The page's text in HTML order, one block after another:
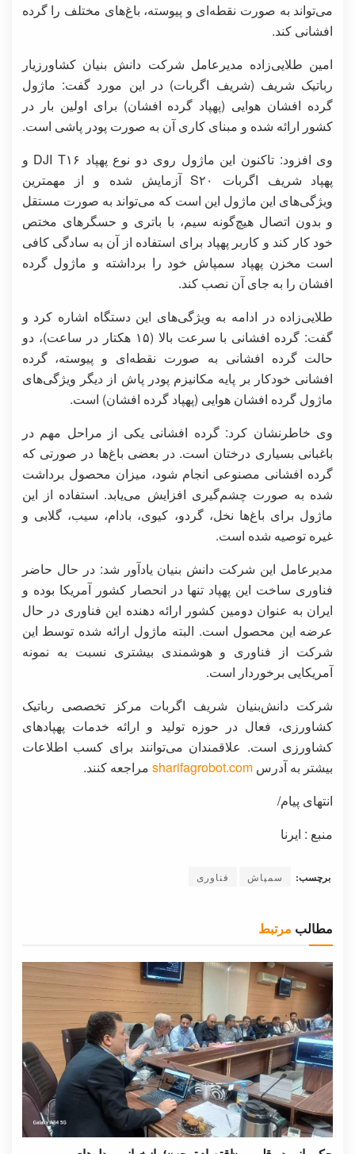
می‌تواند به صورت نقطه‌ای و پیوسته، باغ‌های مختلف را گرده
افشانی کند.
امین طلایی‌زاده مدیرعامل شرکت دانش بنیان کشاورزیار
رباتیک شریف (شریف اگربات) در این مورد گفت: ماژول
گرده افشان هوایی (پهپاد گرده افشان) برای اولین بار در
کشور ارائه شده و مبنای کاری آن به صورت پودر پاشی است.
وی افزود: تاکنون این ماژول روی دو نوع پهپاد DJI T۱۶ و
پهپاد شریف اگربات S۲۰ آزمایش شده و از مهمترین
ویژگی‌های این ماژول این است که می‌تواند به صورت مستقل
و بدون اتصال هیچ‌گونه سیم، با باتری و حسگرهای مختص
خود کار کند و کاربر پهپاد برای استفاده از آن به سادگی کافی
است مخزن پهپاد سمپاش خود را برداشته و ماژول گرده
افشان را به جای آن نصب کند.
طلایی‌زاده در ادامه به ویژگی‌های این دستگاه اشاره کرد و
گفت: گرده افشانی با سرعت بالا (۱۵ هکتار در ساعت)، دو
حالت گرده افشانی به صورت نقطه‌ای و پیوسته، گرده
افشانی خودکار بر پایه مکانیزم پودر پاش از دیگر ویژگی‌های
ماژول گرده افشان هوایی (پهپاد گرده افشان) است.
وی خاطرنشان کرد: گرده افشانی یکی از مراحل مهم در
باغبانی بسیاری درختان است. در بعضی باغ‌ها در صورتی که
گرده افشانی مصنوعی انجام شود، میزان محصول برداشت
شده به صورت چشم‌گیری افزایش می‌یابد. استفاده از این
ماژول برای باغ‌ها نخل، گردو، کیوی، بادام، سیب، گلابی و
غیره توصیه شده است.
مدیرعامل این شرکت دانش بنیان یادآور شد: در حال حاضر
فناوری ساخت این پهپاد تنها در انحصار کشور آمریکا بوده و
ایران به عنوان دومین کشور ارائه دهنده این فناوری در حال
عرضه این محصول است. البته ماژول ارائه شده توسط این
شرکت از فناوری و هوشمندی بیشتری نسبت به نمونه
آمریکایی برخوردار است.
شرکت دانش‌بنیان شریف اگربات مرکز تخصصی رباتیک
کشاورزی، فعال در حوزه تولید و ارائه خدمات پهپادهای
کشاورزی است. علاقمندان می‌توانند برای کسب اطلاعات
بیشتر به آدرس sharifagrobot.comمراجعه کنند.
انتهای پیام/
منبع : ایرنا
برچسب: سمپاش فناوری
مطالب مرتبط